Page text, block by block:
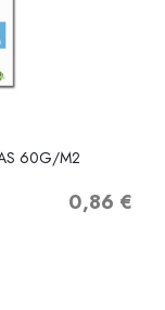
60G/M2
Precio
0,86 €